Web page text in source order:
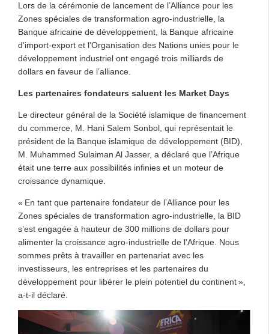
Lors de la cérémonie de lancement de l’Alliance pour les
Zones spéciales de transformation agro-industrielle, la
Banque africaine de développement, la Banque africaine
d’import-export et l’Organisation des Nations unies pour le
développement industriel ont engagé trois milliards de
dollars en faveur de l’alliance.
Les partenaires fondateurs saluent les Market Days
Le directeur général de la Société islamique de financement
du commerce, M. Hani Salem Sonbol, qui représentait le
président de la Banque islamique de développement (BID),
M. Muhammed Sulaiman Al Jasser, a déclaré que l’Afrique
était une terre aux possibilités infinies et un moteur de
croissance dynamique.
« En tant que partenaire fondateur de l’Alliance pour les
Zones spéciales de transformation agro-industrielle, la BID
s’est engagée à hauteur de 300 millions de dollars pour
alimenter la croissance agro-industrielle de l’Afrique. Nous
sommes prêts à travailler en partenariat avec les
investisseurs, les entreprises et les partenaires du
développement pour libérer le plein potentiel du continent »,
a-t-il déclaré.